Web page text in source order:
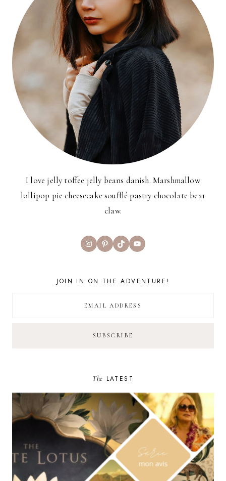
I love jelly toffee jelly beans danish. Marshmallow
lollipop pie cheesecake soufflé pastry chocolate bear
claw.
InstagramPinterest
TikTokYouTube
JOIN IN ON THE ADVENTURE!
The LATEST